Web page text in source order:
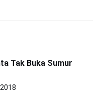
Tak Buka Sumur